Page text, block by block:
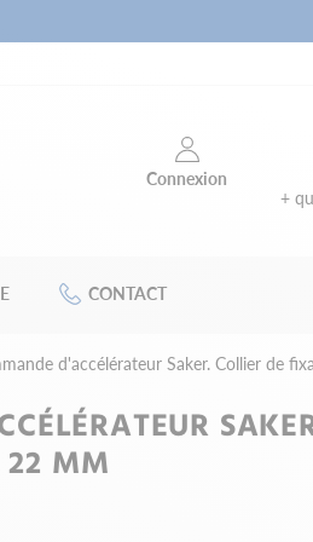
Connexion
+
CONTACT
d'accélérateur Saker. Collier de
22 MM